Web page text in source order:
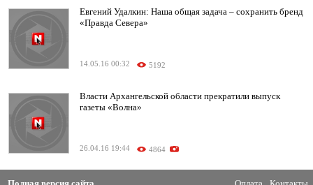
Евгений Удалкин: Наша общая задача – сохранить бренд
«Правда Севера»
14.05.16 00:32 5192
Власти Архангельской области прекратили выпуск
газеты «Волна»
26.04.16 19:44 4864